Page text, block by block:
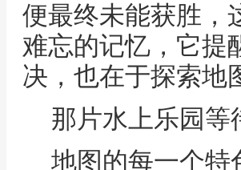
便最终未能获胜，
难忘的记忆，它提
决，也在于探索地
那片水上乐园等
地图的每一个特